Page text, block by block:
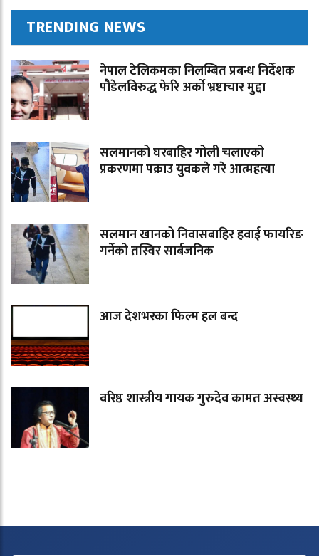
TRENDING NEWS
नेपाल टेलिकमका निलम्बित प्रबन्ध निर्देशक
पौडेलविरुद्ध फेरि अर्को भ्रष्टाचार मुद्दा
सलमानको घरबाहिर गोली चलाएको
प्रकरणमा पक्राउ युवकले गरे आत्महत्या
सलमान खानको निवासबाहिर हवाई फायरिङ
गर्नेको तस्विर सार्बजनिक
आज देशभरका फिल्म हल बन्द
वरिष्ठ शास्त्रीय गायक गुरुदेव कामत अस्वस्थ्य